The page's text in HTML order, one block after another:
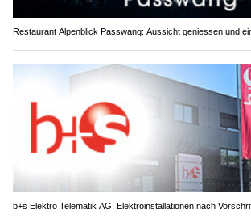
Restaurant Alpenblick Passwang: Aussicht geniessen und
b+s Elektro Telematik AG: Elektroinstallationen nach